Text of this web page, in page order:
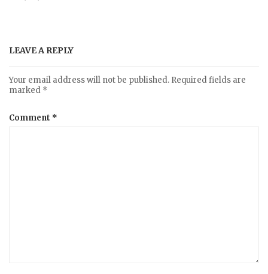
LEAVE A REPLY
Your email address will not be published. Required fields are
marked *
Comment *